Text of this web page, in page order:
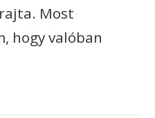
Most
hogy valóban